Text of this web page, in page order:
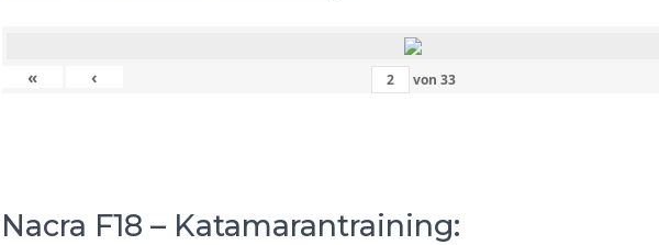
« ‹ von 33
Nacra F18 – Katamarantraining: